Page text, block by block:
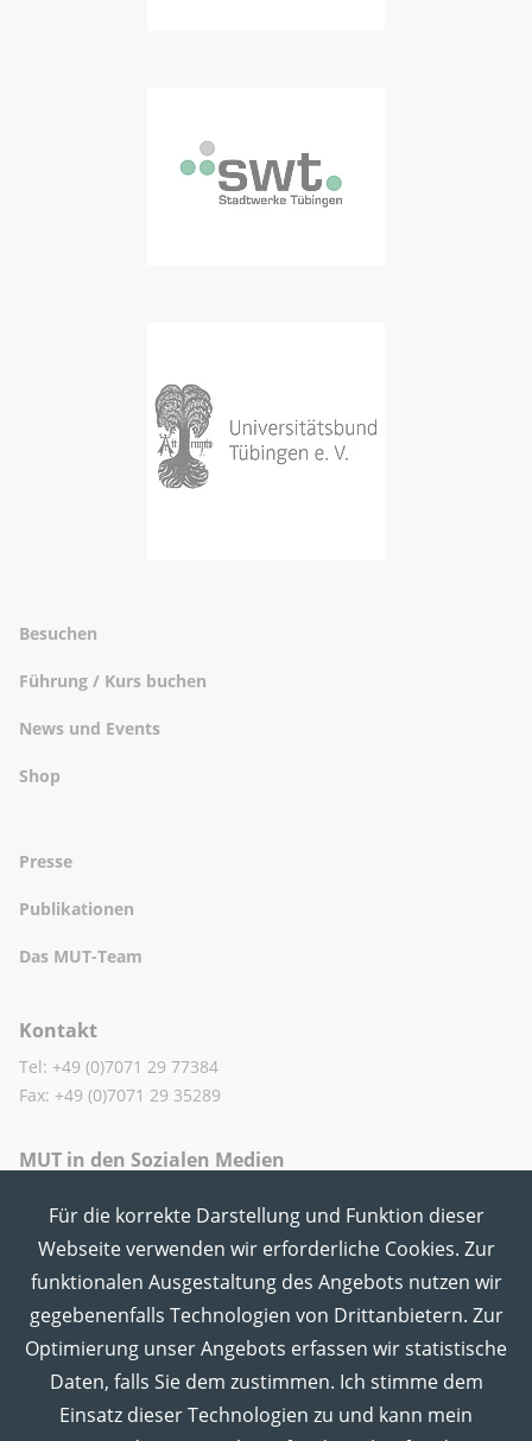
Besuchen
Führung / Kurs buchen
News und Events
Shop
Presse
Publikationen
Das MUT-Team
Kontakt
Tel: +49 (0)7071 29 77384
Fax: +49 (0)7071 29 35289
MUT in den Sozialen Medien
Für die korrekte Darstellung und Funktion dieser
Webseite verwenden wir erforderliche Cookies. Zur
funktionalen Ausgestaltung des Angebots nutzen wir
gegebenenfalls Technologien von Drittanbietern. Zur
Optimierung unser Angebots erfassen wir statistische
Daten, falls Sie dem zustimmen. Ich stimme dem
Einsatz dieser Technologien zu und kann mein